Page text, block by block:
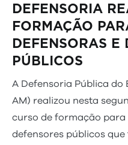
DEFENSORIA
FORMAÇÃO
DEFENSORAS E
PÚBLICOS
A Defensoria Pública do
AM) realizou nesta
curso de formação para
defensores públicos